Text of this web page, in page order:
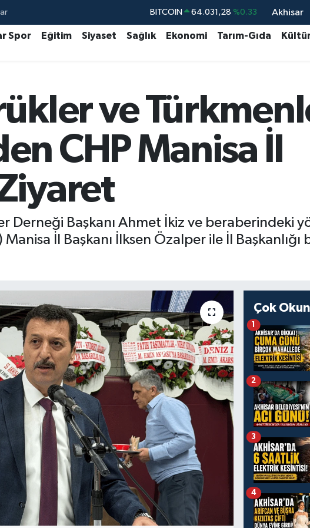
DOLAR 47,5540 %0.03
EURO 54,8397 %0.17
BİST100 13.688
BITCOIN 64.031,28 %0.33
Akhisar
Spor Eğitim Siyaset Sağlık Ekonomi Tarım-Gıda
ve
CHP Manisa İl
Derneği Başkanı Ahmet İkiz ve beraberindeki
İl Başkanı İlksen Özalper ile İl Başkanlığı
Çok
1
2
3
4